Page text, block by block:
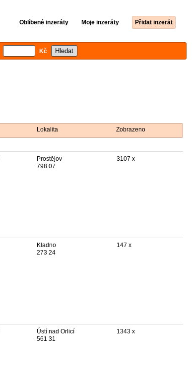
Oblíbené inzeráty Moje inzeráty Přidat inzerát
Kč
Lokalita Zobrazeno
Prostějov
798 07
3107 x
Kladno
273 24
147 x
Ústí nad Orlicí
561 31
1343 x